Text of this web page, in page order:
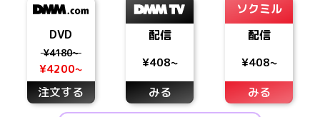
DVD
¥4180~
¥4200~
注文する
配信
¥408~
みる
ソクミル
配信
¥408~
みる